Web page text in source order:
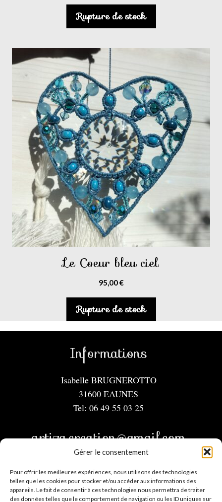
Gérer le consentement
Pour offrir les meilleures expériences, nous utilisons des technologies
telles que les cookies pour stocker et/ou accéder aux informations des
appareils. Le fait de consentir à ces technologies nous permettra de traiter
des données telles que le comportement de navigation ou les ID uniques sur
Rupture de stock
Le Coeur bleu ciel
95,00€
Rupture de stock
Informations
Isabelle BRUGNEROTTO
31600 EAUNES
Tel: 06 49 55 03 25
artiza.creation@gmail.com
Menu
Mentions légales